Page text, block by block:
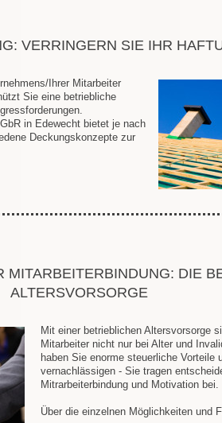
VERRINGERN SIE IHR
Ihrer Mitarbeiter
Sie eine betriebliche
in Edewecht bietet je nach
Deckungskonzepte zur
MITARBEITERBINDUNG: DIE
ALTERSVORSORGE
Mit einer betrieblichen Altersvorsorge
Mitarbeiter nicht nur bei Alter und
haben Sie enorme steuerliche Vorteile
vernachlässigen - Sie tragen
Mitrarbeiterbindung und Motivation bei.
Über die einzelnen Möglichkeiten und